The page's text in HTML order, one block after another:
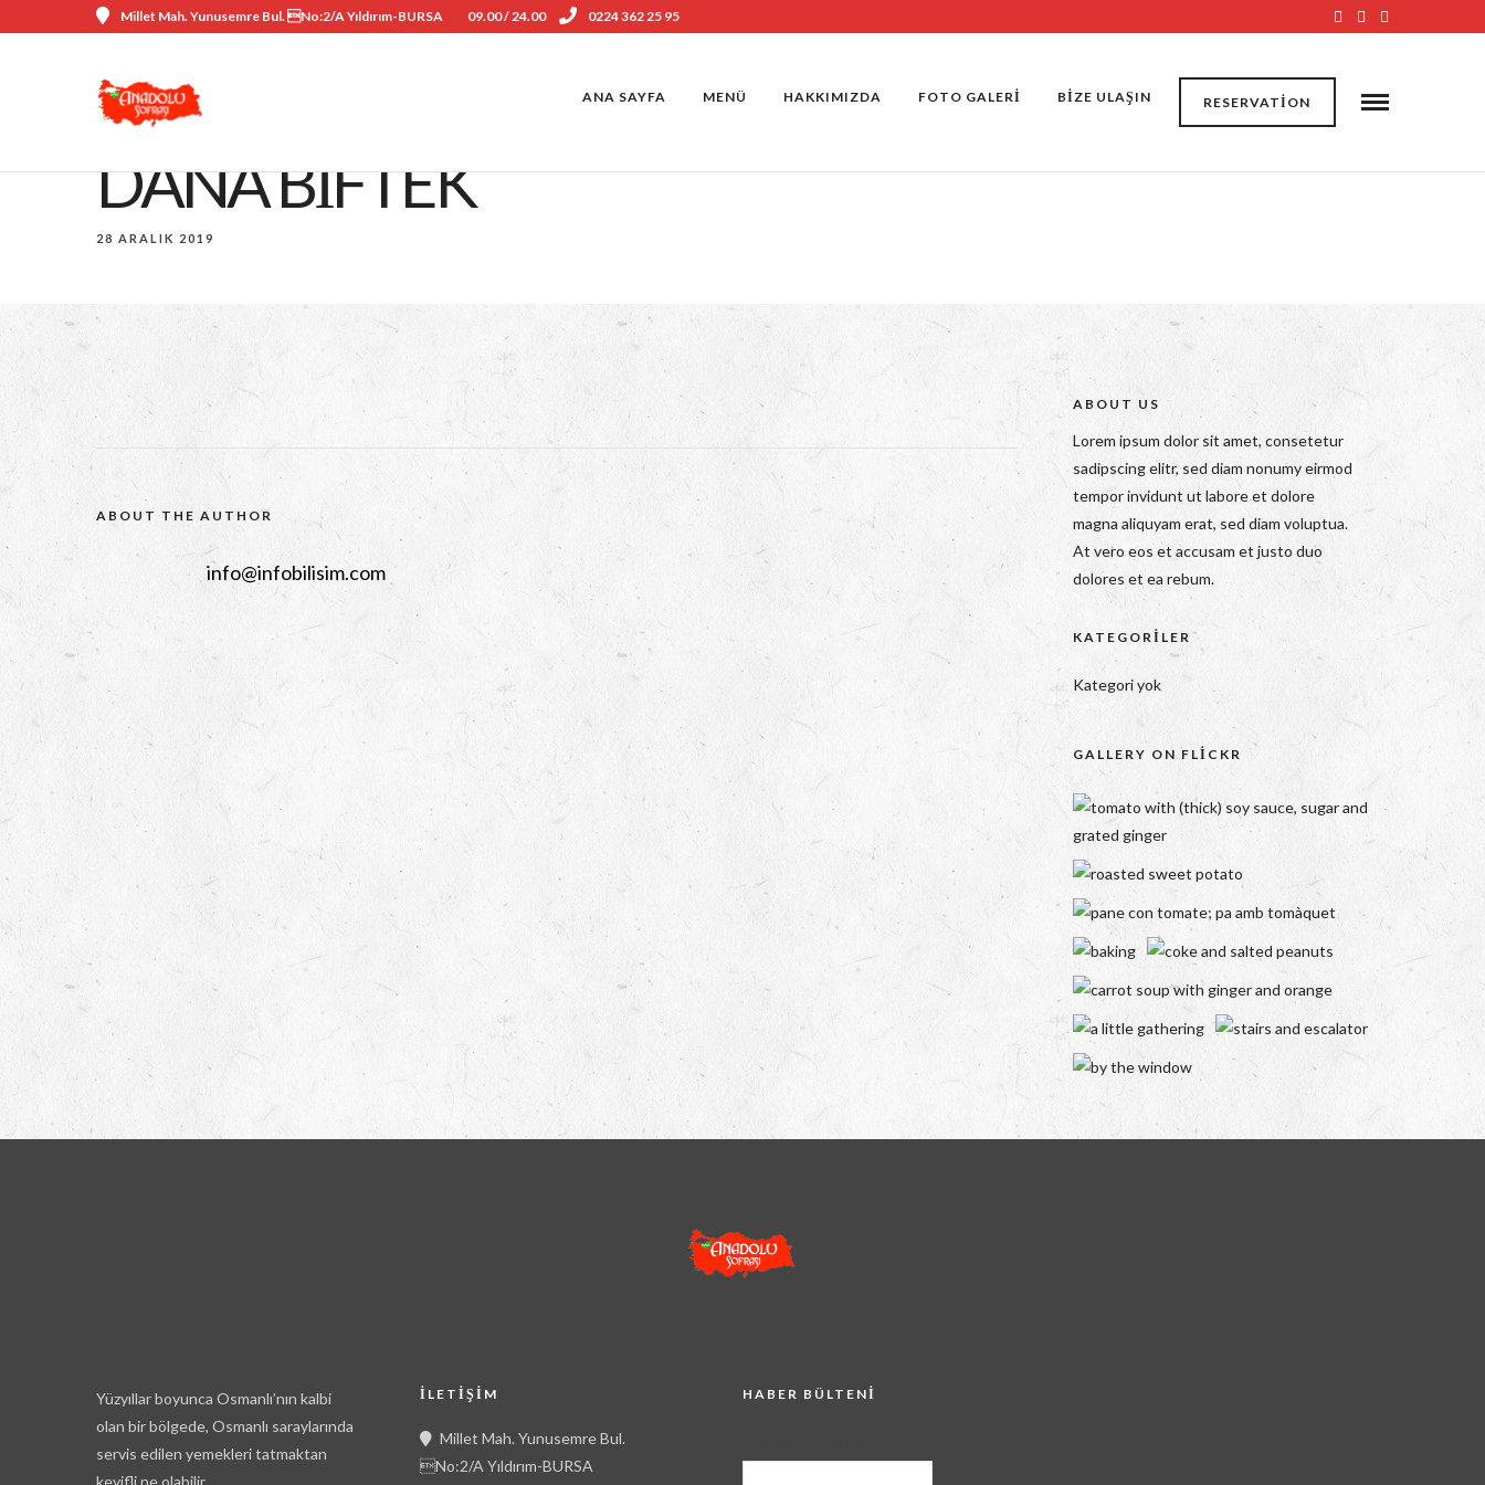
Millet Mah. Yunusemre Bul. No:2/A Yıldırım-BURSA 09.00 / 24.00 0224 362 25 95
RESERVATION
ANA SAYFA MENÜ HAKKIMIZDA FOTO GALERİ BİZE ULAŞIN
DANA BIFTEK
28 ARALIK 2019
ABOUT THE AUTHOR
info@infobilisim.com
ABOUT US
Lorem ipsum dolor sit amet, consetetur
sadipscing elitr, sed diam nonumy eirmod
tempor invidunt ut labore et dolore
magna aliquyam erat, sed diam voluptua.
At vero eos et accusam et justo duo
dolores et ea rebum.
KATEGORILER
Kategori yok
GALLERY ON FLICKR
Yüzyıllar boyunca Osmanlı’nın kalbi
olan bir bölgede, Osmanlı saraylarında
servis edilen yemekleri tatmaktan
keyifli ne olabilir.
İLETIŞIM
Millet Mah. Yunusemre Bul.
No:2/A Yıldırım-BURSA
HABER BÜLTENI